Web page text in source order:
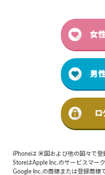
iPhoneは 米国および他の国々で
StoreはApple Inc.のサービスマー
Google Inc.の商標または登録商標